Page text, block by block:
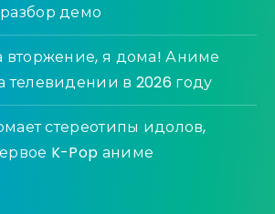
демо
вторжение, я дома! Аниме
телевидении в 2026 году
стереотипы идолов,
K-Pop аниме